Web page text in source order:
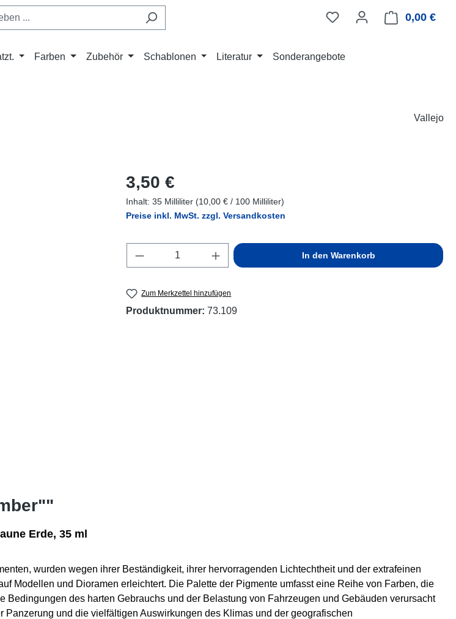
0,00 €
Farben Zubehör Schablonen Literatur Sonderangebote
Vallejo
Regulärer Preis:
3,50 €
Inhalt: 35 Milliliter (10,00 € / 100 Milliliter)
Preise inkl. MwSt. zzgl. Versandkosten
Produkt Anzahl: Gib den gewünschten Wert ein
In den Warenkorb
Zum Merkzettel hinzufügen
Produktnummer: 73.109
Erde, 35 ml
wurden wegen ihrer Beständigkeit, ihrer hervorragenden Lichtechtheit und der extrafeinen
Modellen und Dioramen erleichtert. Die Palette der Pigmente umfasst eine Reihe von Farben, die
des harten Gebrauchs und der Belastung von Fahrzeugen und Gebäuden verursacht
und die vielfältigen Auswirkungen des Klimas und der geografischen